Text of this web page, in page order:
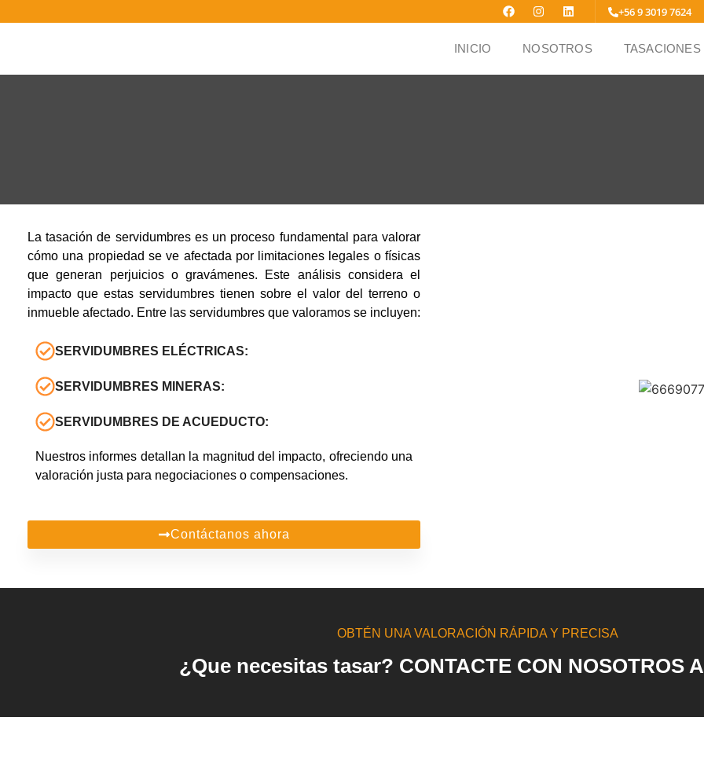
+56 9 3019 7624
INICIO NOSOTROS TASACIONES
La tasación de servidumbres es un proceso fundamental para valorar
cómo una propiedad se ve afectada por limitaciones legales o físicas
que generan perjuicios o gravámenes. Este análisis considera el
impacto que estas servidumbres tienen sobre el valor del terreno o
inmueble afectado. Entre las servidumbres que valoramos se incluyen:
SERVIDUMBRES ELÉCTRICAS:
SERVIDUMBRES MINERAS:
SERVIDUMBRES DE ACUEDUCTO:
Nuestros informes detallan la magnitud del impacto, ofreciendo una
valoración justa para negociaciones o compensaciones.
Contáctanos ahora
OBTÉN UNA VALORACIÓN RÁPIDA Y PRECISA
¿Que necesitas tasar? CONTACTE CON NOSOTROS